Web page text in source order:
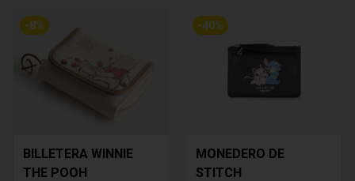
-8%
BILLETERA WINNIE
THE POOH
-40%
MONEDERO DE
STITCH